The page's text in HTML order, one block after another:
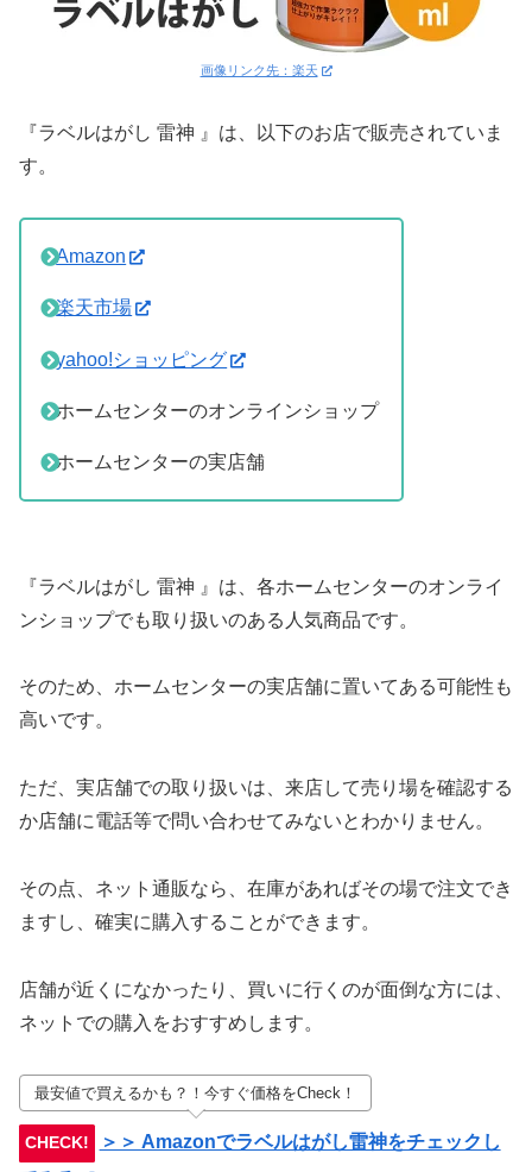
画像リンク先：楽天
『ラベルはがし 雷神 』は、以下のお店で販売されていま
す。
Amazon
楽天市場
yahoo!ショッピング
ホームセンターのオンラインショップ
ホームセンターの実店舗
『ラベルはがし 雷神 』は、各ホームセンターのオンライ
ンショップでも取り扱いのある人気商品です。
そのため、ホームセンターの実店舗に置いてある可能性も
高いです。
ただ、実店舗での取り扱いは、来店して売り場を確認する
か店舗に電話等で問い合わせてみないとわかりません。
その点、ネット通販なら、在庫があればその場で注文でき
ますし、確実に購入することができます。
店舗が近くになかったり、買いに行くのが面倒な方には、
ネットでの購入をおすすめします。
最安値で買えるかも？！今すぐ価格をCheck！
CHECK!
＞＞ Amazonでラベルはがし雷神をチェックし